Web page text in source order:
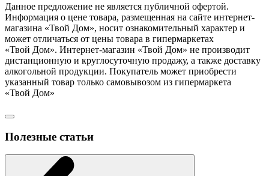
Данное предложение не является публичной офертой.
Информация о цене товара, размещенная на сайте интернет-
магазина «Твой Дом», носит ознакомительный характер и
может отличаться от цены товара в гипермаркетах
«Твой Дом». Интернет-магазин «Твой Дом» не производит
дистанционную и круглосуточную продажу, а также доставку
алкогольной продукции. Покупатель может приобрести
указанный товар только самовывозом из гипермаркета
«Твой Дом»
Полезные статьи